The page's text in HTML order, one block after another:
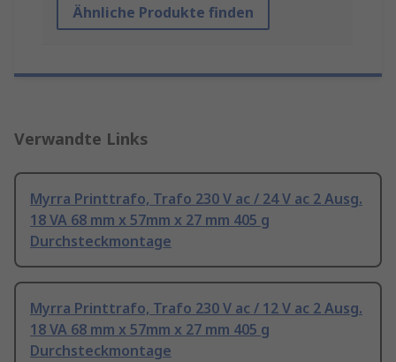
Ähnliche Produkte finden
Verwandte Links
Myrra Printtrafo, Trafo 230 V ac / 24 V ac 2 Ausg.
18 VA 68 mm x 57mm x 27 mm 405 g
Durchsteckmontage
Myrra Printtrafo, Trafo 230 V ac / 12 V ac 2 Ausg.
18 VA 68 mm x 57mm x 27 mm 405 g
Durchsteckmontage